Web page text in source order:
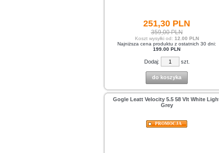
251,30 PLN
359,00 PLN
Koszt wysyłki od: 12.00 PLN
Najniższa cena produktu z ostatnich 30 dni:
199.00 PLN
Dodaj: szt.
do koszyka
Gogle Leatt Velocity 5.5 58 Vlt White
Grey
PROMOCJA